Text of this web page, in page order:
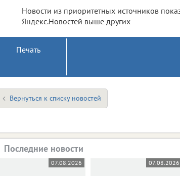
Новости из приоритетных источников
Яндекс.Новостей выше других
Печать
Вернуться к списку новостей
Последние новости
07.08.2026 07.08.2026